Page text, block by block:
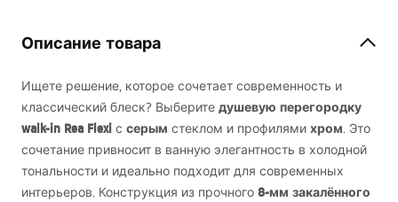
Описание товара
Ищете решение, которое сочетает современность и
классический блеск? Выберите душевую перегородку
walk-in Rea Flexi с серым стеклом и профилями хром. Это
сочетание привносит в ванную элегантность в холодной
тональности и идеально подходит для современных
интерьеров. Конструкция из прочного 8-мм закалённого